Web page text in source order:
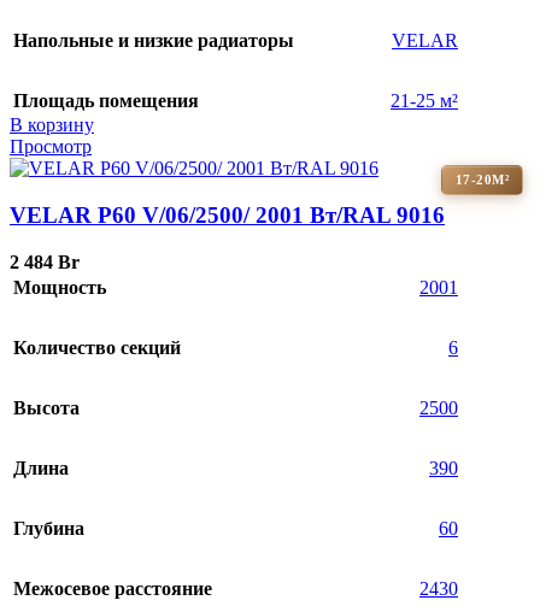
Напольные и низкие радиаторы VELAR
Площадь помещения
21-25 м²
В корзину
Просмотр
17-20М²
VELAR P60 V/06/2500/ 2001 Bт/RAL 9016
2 484 Br
Мощность
2001
Количество секций 6
Высота 2500
Длина 390
Глубина 60
Межосевое расстояние 2430